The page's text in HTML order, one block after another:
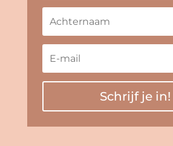
Schrijf je in!